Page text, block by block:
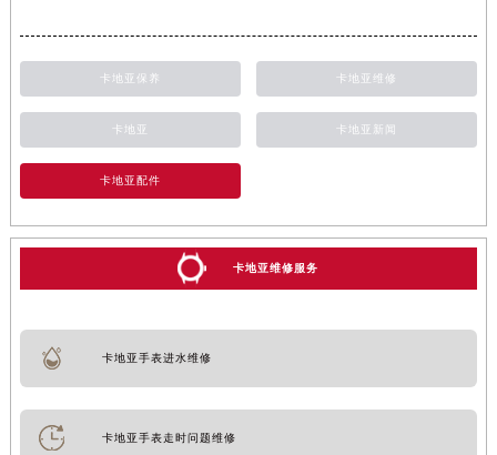
卡地亚保养 卡地亚维修
卡地亚 卡地亚新闻
卡地亚配件
卡地亚维修服务
卡地亚手表进水维修
卡地亚手表走时问题维修